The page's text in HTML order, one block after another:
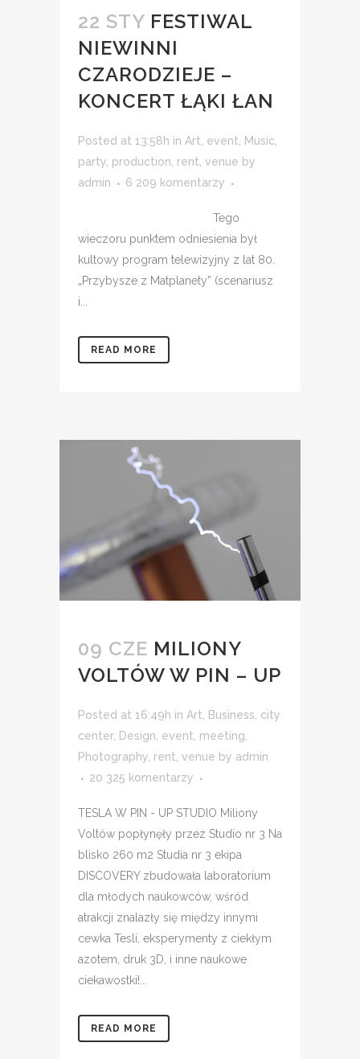
22 STY FESTIWAL
NIEWINNI
CZARODZIEJE –
KONCERT ŁĄKI ŁAN
Posted at 13:58h in Art event Music
party production rent venue by
admin
6 209 komentarzy
Tego
wieczoru punktem odniesienia był
kultowy program telewizyjny z lat 80.
„Przybysze z Matplanety” (scenariusz
i...
READ MORE
09 CZE MILIONY
VOLTÓW W PIN – UP
Posted at 16:49h in Art Business city
center, Design event meeting
Photography rent venue by admin
20 325 komentarzy
TESLA W PIN - UP STUDIO Miliony
Voltów popłynęły przez Studio nr 3 Na
blisko 260 m2 Studia nr 3 ekipa
DISCOVERY zbudowała laboratorium
dla młodych naukowców, wśród
atrakcji znalazły się między innymi
cewka Tesli, eksperymenty z ciekłym
azotem, druk 3D, i inne naukowe
ciekawostki!...
READ MORE